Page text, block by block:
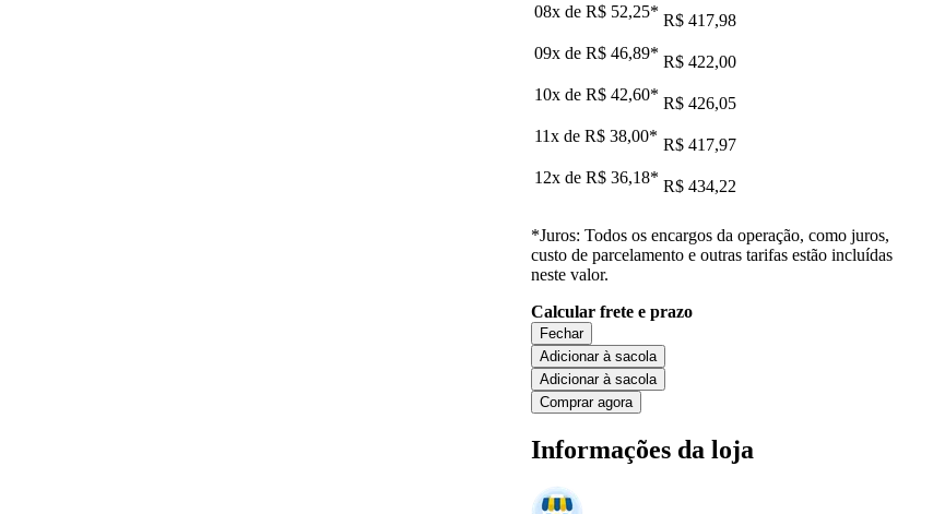
08x de R$ 52,25* R$ 417,98
09x de R$ 46,89* R$ 422,00
10x de R$ 42,60* R$ 426,05
11x de R$ 38,00* R$ 417,97
12x de R$ 36,18* R$ 434,22
*Juros: Todos os encargos da operação, como juros,
custo de parcelamento e outras tarifas estão incluídas
neste valor.
Calcular frete e prazo
Fechar
Adicionar à sacola
Adicionar à sacola
Comprar agora
Informações da loja